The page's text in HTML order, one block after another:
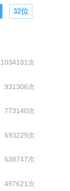
32位
1034181次
931306次
773140次
593229次
538747次
497621次